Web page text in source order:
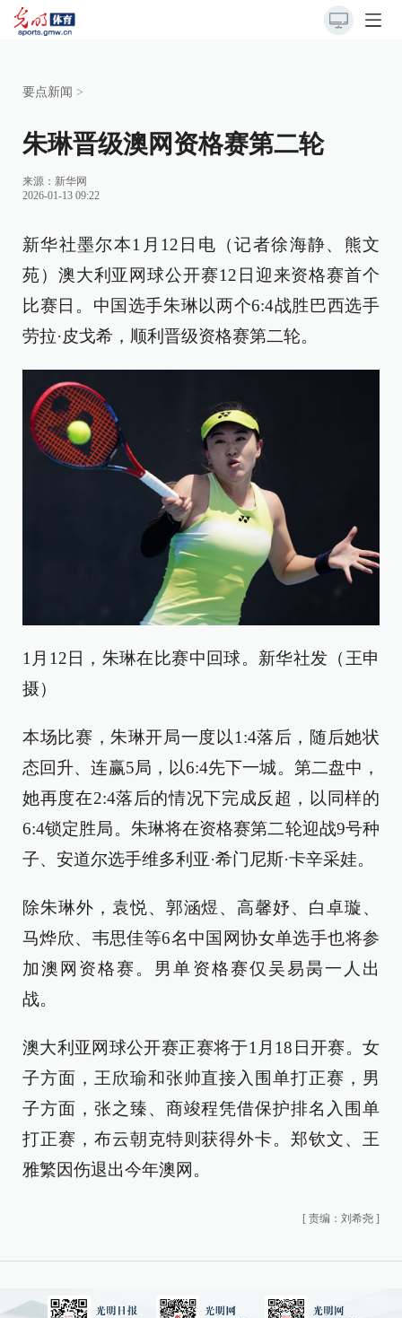
要点新闻 >
朱琳晋级澳网资格赛第二轮
来源： 新华网
2026-01-13 09:22
新华社墨尔本1月12日电（记者徐海静、熊文
苑）澳大利亚网球公开赛12日迎来资格赛首个
比赛日。中国选手朱琳以两个6:4战胜巴西选手
劳拉·皮戈希，顺利晋级资格赛第二轮。
1月12日，朱琳在比赛中回球。新华社发（王申
摄）
本场比赛，朱琳开局一度以1:4落后，随后她状
态回升、连赢5局，以6:4先下一城。第二盘中，
她再度在2:4落后的情况下完成反超，以同样的
6:4锁定胜局。朱琳将在资格赛第二轮迎战9号种
子、安道尔选手维多利亚·希门尼斯·卡辛采娃。
除朱琳外，袁悦、郭涵煜、高馨妤、白卓璇、
马烨欣、韦思佳等6名中国网协女单选手也将参
加澳网资格赛。男单资格赛仅吴易昺一人出
战。
澳大利亚网球公开赛正赛将于1月18日开赛。女
子方面，王欣瑜和张帅直接入围单打正赛，男
子方面，张之臻、商竣程凭借保护排名入围单
打正赛，布云朝克特则获得外卡。郑钦文、王
雅繁因伤退出今年澳网。
[ 责编：刘希尧 ]